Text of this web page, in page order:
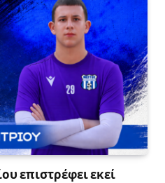
επιστρέφει εκεί